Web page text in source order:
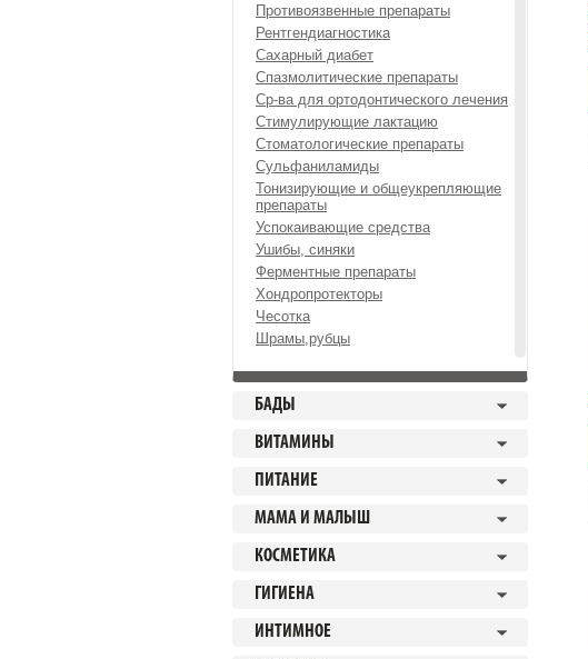
Противоязвенные препараты
Рентгендиагностика
Сахарный диабет
Спазмолитические препараты
Ср-ва для ортодонтического лечения
Стимулирующие лактацию
Стоматологические препараты
Сульфаниламиды
Тонизирующие и общеукрепляющие
препараты
Успокаивающие средства
Ушибы, синяки
Ферментные препараты
Хондропротекторы
Чесотка
Шрамы,рубцы
БАДЫ
ВИТАМИНЫ
ПИТАНИЕ
МАМА И МАЛЫШ
КОСМЕТИКА
ГИГИЕНА
ИНТИМНОЕ